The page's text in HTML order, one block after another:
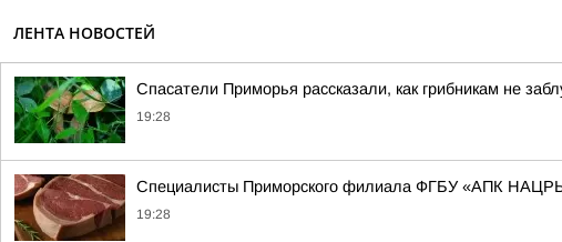
ЛЕНТА НОВОСТЕЙ
Спасатели Приморья рассказали, как грибникам не
19:28
Специалисты Приморского филиала ФГБУ «АПК
19:28